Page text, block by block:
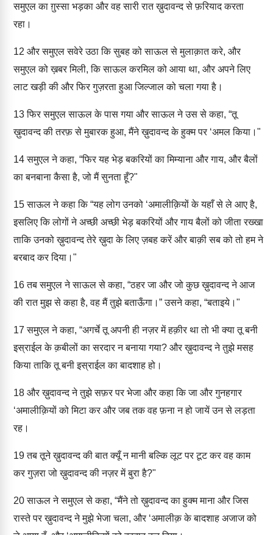
समुएल का ग़ुस्सा भड़का और वह सारी रात ख़ुदावन्द से फ़रियाद करता
रहा।
12 और समुएल सवेरे उठा कि सुबह को साऊल से मुलाक़ात करे, और
समुएल को ख़बर मिली, कि साऊल करमिल को आया था, और अपने लिए
लाट खड़ी की और फिर गुज़रता हुआ जिल्जाल को चला गया है।
13फिर समुएल साऊल के पास गया और साऊल ने उस से कहा, “तू
ख़ुदावन्द की तरफ़ से मुबारक हुआ, मैंने ख़ुदावन्द के हुक्म पर ‘अमल किया।"
14समुएल ने कहा, “फिर यह भेड़ बकरियों का मिम्याना और गाय, और बैलों
का बनबाना कैसा है, जो मैं सुनता हूँ?"
15साऊल ने कहा कि “यह लोग उनको ‘अमालीक़ियों के यहाँ से ले आए है,
इसलिए कि लोगों ने अच्छी अच्छी भेड़ बकरियों और गाय बैलों को जीता रख्खा
ताकि उनको ख़ुदावन्द तेरे ख़ुदा के लिए ज़बह करें और बाक़ी सब को तो हम ने
बरबाद कर दिया।"
16तब समुएल ने साऊल से कहा, “ठहर जा और जो कुछ ख़ुदावन्द ने आज
की रात मुझ से कहा है, वह मैं तुझे बताऊँगा।” उसने कहा, “बताइये।"
17 समुएल ने कहा, “अगर्चे तू अपनी ही नज़र में हक़ीर था तो भी क्या तू बनी
इस्राईल के क़बीलों का सरदार न बनाया गया? और ख़ुदावन्द ने तुझे मसह
किया ताकि तू बनी इस्राईल का बादशाह हो।
18 और ख़ुदावन्द ने तुझे सफ़र पर भेजा और कहा कि जा और गुनहगार
‘अमालीक़ियों को मिटा कर और जब तक वह फ़ना न हो जायें उन से लड़ता
रह।
19तब तूने ख़ुदावन्द की बात क्यूँ न मानी बल्कि लूट पर टूट कर वह काम
कर गुज़रा जो ख़ुदावन्द की नज़र में बुरा है?"
20साऊल ने समुएल से कहा, “मैंने तो ख़ुदावन्द का हुक्म माना और जिस
रास्ते पर ख़ुदावन्द ने मुझे भेजा चला, और ‘अमालीक़ के बादशाह अजाज को